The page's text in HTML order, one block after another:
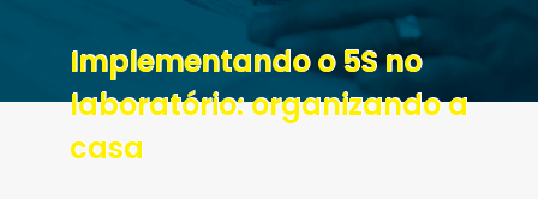
Implementando o 5S no
laboratório: organizando a
casa